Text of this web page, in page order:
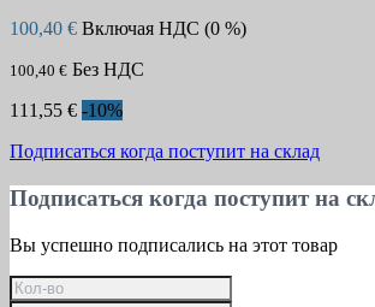
100,40 € Включая НДС (0 %)
100,40 € Без НДС
111,55 € -10%
Подписаться когда поступит на склад
Подписаться когда поступит на
Вы успешно подписались на этот товар